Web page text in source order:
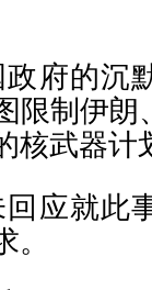
府的沉
限制伊朗
核武器计
应就此
。